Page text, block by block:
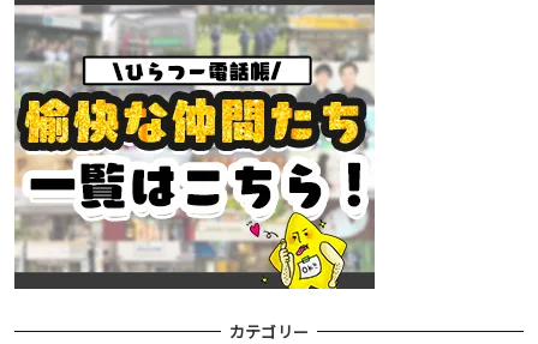
カテゴリー